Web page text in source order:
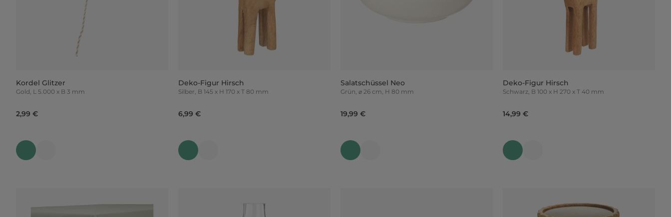
Kordel Glitzer
Gold, L 5.000 x B 3 mm
2,99 €
Deko-Figur Hirsch
Silber, B 145 x H 170 x T 80 mm
6,99 €
Salatschüssel Neo
Grün, ⌀ 26 cm, H 80 mm
19,99 €
Deko-Figur Hirsch
Schwarz, B 100 x H 270 x T 40 mm
14,99 €